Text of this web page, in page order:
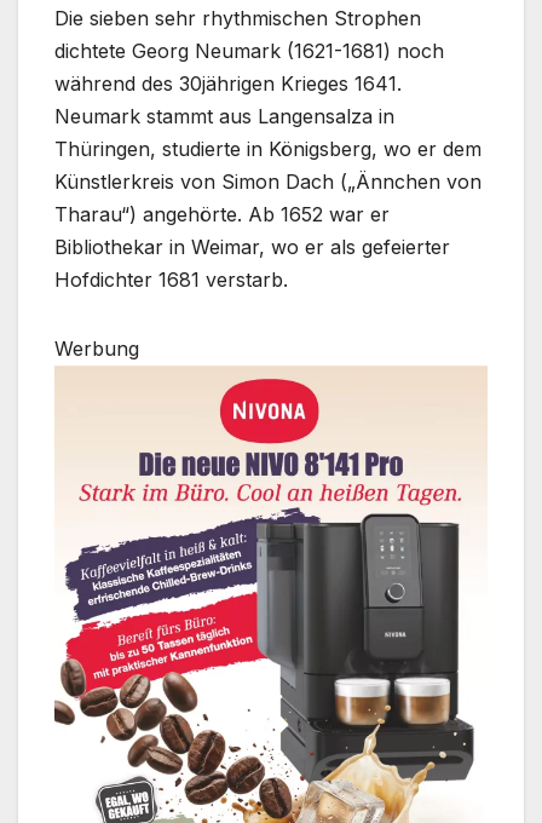
Die sieben sehr rhythmischen Strophen
dichtete Georg Neumark (1621-1681) noch
während des 30jährigen Krieges 1641.
Neumark stammt aus Langensalza in
Thüringen, studierte in Königsberg, wo er dem
Künstlerkreis von Simon Dach („Ännchen von
Tharau“) angehörte. Ab 1652 war er
Bibliothekar in Weimar, wo er als gefeierter
Hofdichter 1681 verstarb.
Werbung